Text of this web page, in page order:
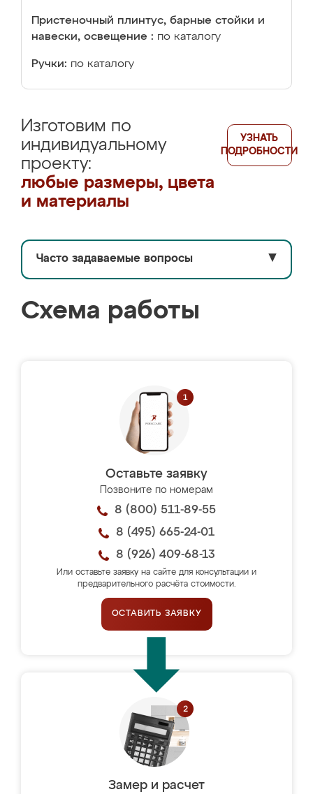
Пристеночный плинтус, барные стойки и
навески, освещение : по каталогу
Ручки: по каталогу
Изготовим по
индивидуальному
проекту:
любые размеры, цвета
и материалы
УЗНАТЬ
ПОДРОБНОСТИ
Часто задаваемые вопросы ▼
Схема работы
Оставьте заявку
Позвоните по номерам
8 (800) 511-89-55
8 (495) 665-24-01
8 (926) 409-68-13
Или оставьте заявку на сайте для консультации и
предварительного расчёта стоимости.
ОСТАВИТЬ ЗАЯВКУ
Замер и расчет